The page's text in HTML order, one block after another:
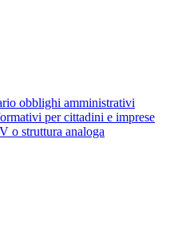
obblighi amministrativi
per cittadini e imprese
o struttura analoga